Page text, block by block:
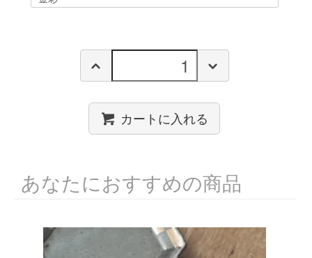
カートに入れる
あなたにおすすめの商品